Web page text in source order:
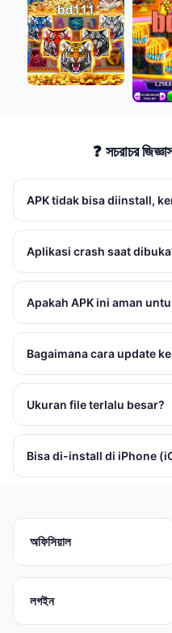
❓ সচরাচর
APK tidak bisa diinstall,
Aplikasi crash saat
Apakah APK ini aman
Bagaimana cara update
Ukuran file terlalu besar?
Bisa di-install di iPhone
অফিসিয়াল
লগইন